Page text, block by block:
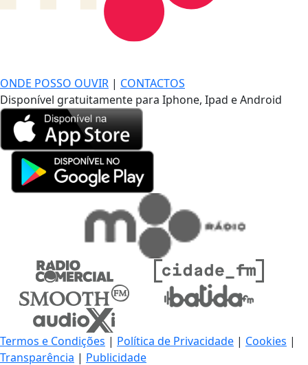
ONDE POSSO OUVIR | CONTACTOS
Disponível gratuitamente para Iphone, Ipad e Android
Termos e Condições | Política de Privacidade | Cookies |
Transparência | Publicidade